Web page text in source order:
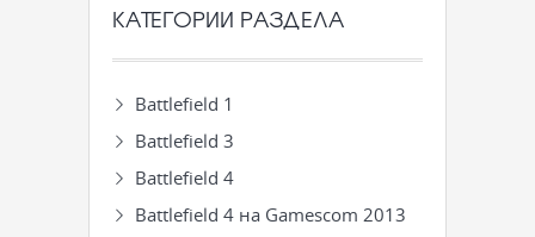
КАТЕГОРИИ РАЗДЕЛА
Battlefield 1
Battlefield 3
Battlefield 4
Battlefield 4 на Gamescom 2013